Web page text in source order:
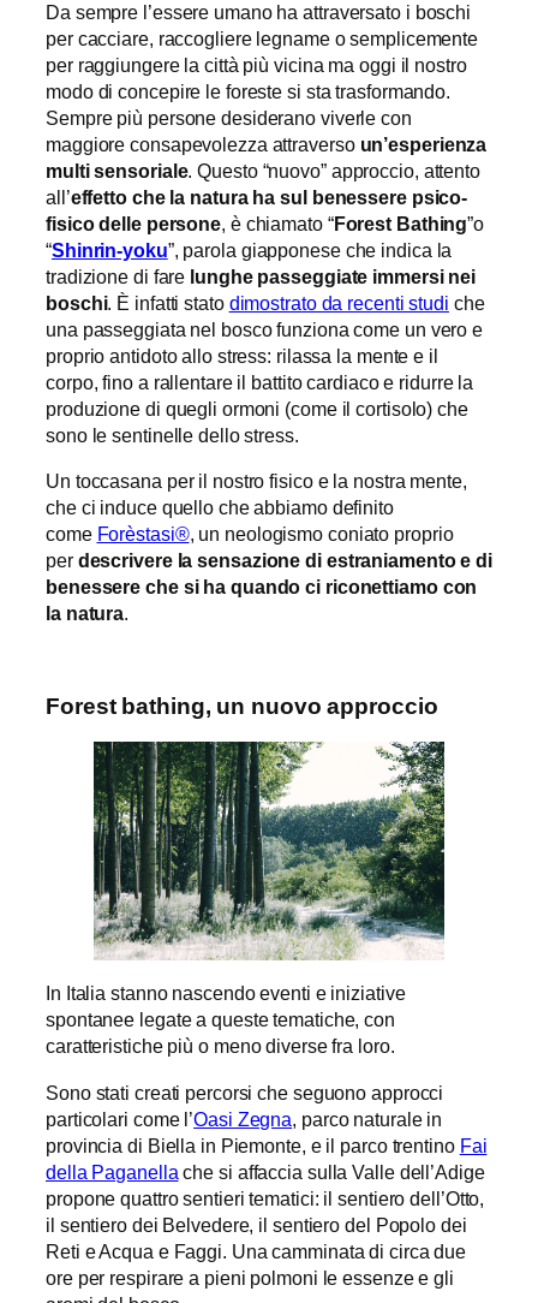
Da sempre l’essere umano ha attraversato i boschi
per cacciare, raccogliere legname o semplicemente
per raggiungere la città più vicina ma oggi il nostro
modo di concepire le foreste si sta trasformando.
Sempre più persone desiderano viverle con
maggiore consapevolezza attraverso un’esperienza
multi sensoriale. Questo “nuovo” approccio, attento
all’effetto che la natura ha sul benessere psico-
fisico delle persone, è chiamato “Forest Bathing”o
“Shinrin-yoku”, parola giapponese che indica la
tradizione di fare lunghe passeggiate immersi nei
boschi. È infatti stato dimostrato da recenti studi che
una passeggiata nel bosco funziona come un vero e
proprio antidoto allo stress: rilassa la mente e il
corpo, fino a rallentare il battito cardiaco e ridurre la
produzione di quegli ormoni (come il cortisolo) che
sono le sentinelle dello stress.
Un toccasana per il nostro fisico e la nostra mente,
che ci induce quello che abbiamo definito
come Forèstasi®, un neologismo coniato proprio
per descrivere la sensazione di estraniamento e di
benessere che si ha quando ci riconettiamo con
la natura.
Forest bathing, un nuovo approccio
In Italia stanno nascendo eventi e iniziative
spontanee legate a queste tematiche, con
caratteristiche più o meno diverse fra loro.
Sono stati creati percorsi che seguono approcci
particolari come l’Oasi Zegna, parco naturale in
provincia di Biella in Piemonte, e il parco trentino Fai
della Paganella che si affaccia sulla Valle dell’Adige
propone quattro sentieri tematici: il sentiero dell’Otto,
il sentiero dei Belvedere, il sentiero del Popolo dei
Reti e Acqua e Faggi. Una camminata di circa due
ore per respirare a pieni polmoni le essenze e gli